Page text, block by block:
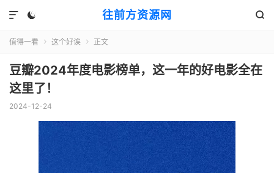
往前方资源网
 

值得一看  这个好诶  正文
豆瓣2024年度电影榜单，这一年的好电影全在
这里了！
2024-12-24